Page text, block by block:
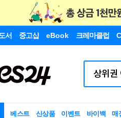
서 중고샵 eBook 크레마클럽
베스트 신상품 이벤트 바이백 매